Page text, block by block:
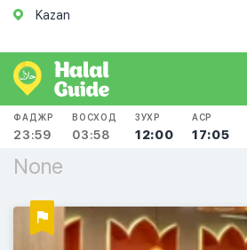
Kazan
ФАДЖР
23:59
ВОСХОД
03:58
ЗУХР
12:00
АСР
17:05
None